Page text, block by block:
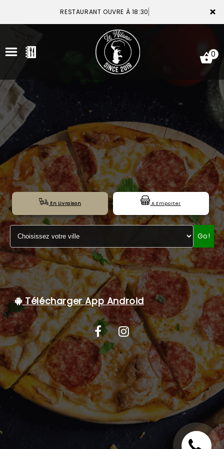
×
RESTAURANT OUVRE À 18:30
ACCUEIL
LA CARTE
VOTRE COMPTE
NOTRE RESTAURANT
VOS AVIS
MENTIONS LÉGALES
C.G.V
0
En Livraison A Emporter
Go!
Télécharger App Android